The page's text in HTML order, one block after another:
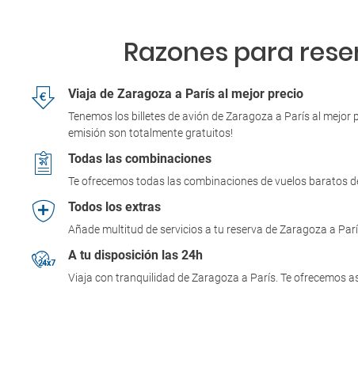
Razones para
Viaja de Zaragoza a París al mejor precio
Tenemos los billetes de avión de Zaragoza a París al
emisión son totalmente gratuitos!
Todas las combinaciones
Te ofrecemos todas las combinaciones de vuelos baratos
Todos los extras
Añade multitud de servicios a tu reserva de Zaragoza a
A tu disposición las 24h
Viaja con tranquilidad de Zaragoza a París. Te ofrecemos